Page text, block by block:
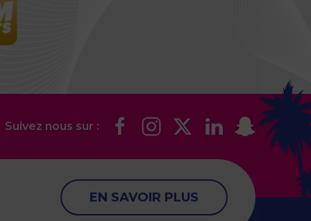
Suivez nous sur :
EN SAVOIR PLUS